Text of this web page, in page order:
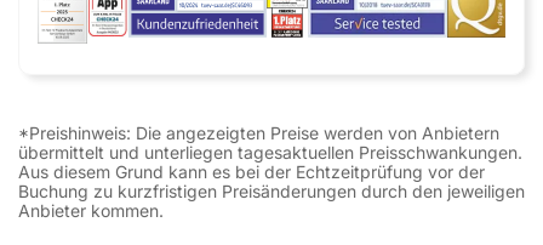
*Preishinweis: Die angezeigten Preise werden von Anbietern
übermittelt und unterliegen tagesaktuellen Preisschwankungen.
Aus diesem Grund kann es bei der Echtzeitprüfung vor der
Buchung zu kurzfristigen Preisänderungen durch den jeweiligen
Anbieter kommen.